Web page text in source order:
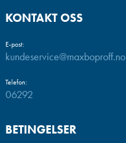
KONTAKT OSS
E-post:
kundeservice@maxboproff.no
Telefon:
06292
BETINGELSER